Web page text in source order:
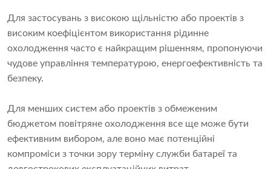
Для застосувань з високою щільністю або проектів з
високим коефіцієнтом використання рідинне
охолодження часто є найкращим рішенням, пропонуючи
чудове управління температурою, енергоефективність та
безпеку.
Для менших систем або проектів з обмеженим
бюджетом повітряне охолодження все ще може бути
ефективним вибором, але воно має потенційні
компроміси з точки зору терміну служби батареї та